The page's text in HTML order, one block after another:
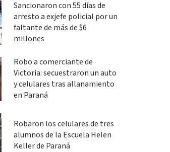
Sancionaron con 55 días de
arresto a exjefe policial por un
faltante de más de $6
millones
Robo a comerciante de
Victoria: secuestraron un auto
y celulares tras allanamiento
en Paraná
Robaron los celulares de tres
alumnos de la Escuela Helen
Keller de Paraná